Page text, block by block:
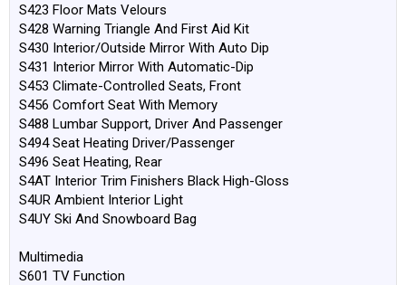
S423 Floor Mats Velours
S428 Warning Triangle And First Aid Kit
S430 Interior/Outside Mirror With Auto Dip
S431 Interior Mirror With Automatic-Dip
S453 Climate-Controlled Seats, Front
S456 Comfort Seat With Memory
S488 Lumbar Support, Driver And Passenger
S494 Seat Heating Driver/Passenger
S496 Seat Heating, Rear
S4AT Interior Trim Finishers Black High-Gloss
S4UR Ambient Interior Light
S4UY Ski And Snowboard Bag
Multimedia
S601 TV Function